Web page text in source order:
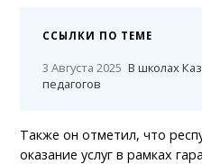
ССЫЛКИ ПО ТЕМЕ
3 Августа 2025 В школах
педагогов
Также он отметил, что
оказание услуг в рамках